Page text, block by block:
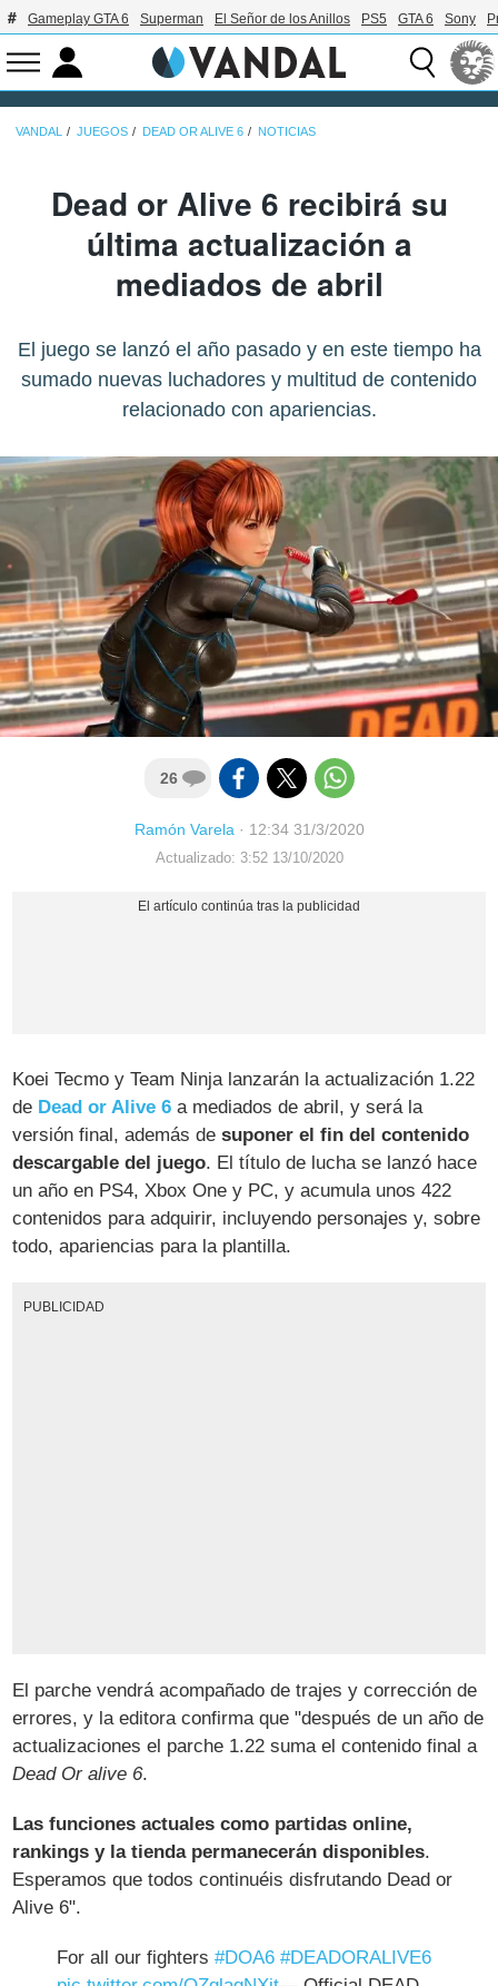
Gameplay GTA 6 Superman El Señor de los Anillos PS5 GTA 6 Sony
VANDAL JUEGOS DEAD OR ALIVE 6 NOTICIAS
Dead or Alive 6 recibirá su
última actualización a
mediados de abril
El juego se lanzó el año pasado y en este tiempo ha
sumado nuevas luchadores y multitud de contenido
relacionado con apariencias.
26
Ramón Varela· 12:34 31/3/2020
Actualizado: 3:52 13/10/2020
Koei Tecmo y Team Ninja lanzarán la actualización 1.22
de Dead or Alive 6 a mediados de abril, y será la
versión final, además desuponer el fin del contenido
descargable del juego. El título de lucha se lanzó hace
un año en PS4, Xbox One y PC, y acumula unos 422
contenidos para adquirir, incluyendo personajes y, sobre
todo, apariencias para la plantilla.
PUBLICIDAD
El parche vendrá acompañado de trajes y corrección de
errores, y la editora confirma que "después de un año de
actualizaciones el parche 1.22 suma el contenido final a
Dead Or alive 6.
Las funciones actuales como partidas online,
rankings y la tienda permanecerán disponibles.
Esperamos que todos continuéis disfrutando Dead or
Alive 6".
For all our fighters#DOA6 #DEADORALIVE6